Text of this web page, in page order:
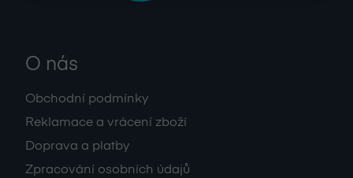
O nás
Obchodní podmínky
Reklamace a vrácení zboží
Doprava a platby
Zpracování osobních údajů